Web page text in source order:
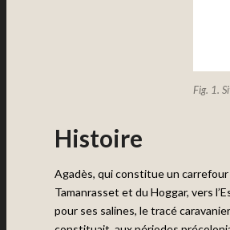
Fig. 1.
Histoire
Agadès, qui constitue un
Tamanrasset et du Hoggar, vers
pour ses salines, le tracé